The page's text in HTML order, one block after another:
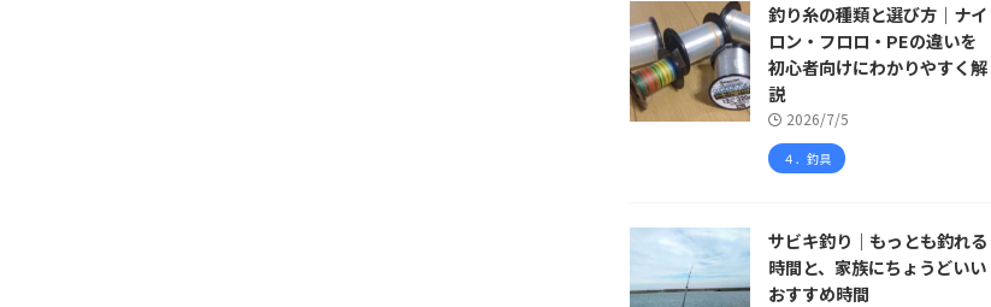
釣り糸の種類と選び方｜ナイ
ロン・フロロ・PEの違いを
初心者向けにわかりやすく解
説
2026/7/5
４．釣具
サビキ釣り｜もっとも釣れる
時間と、家族にちょうどいい
おすすめ時間